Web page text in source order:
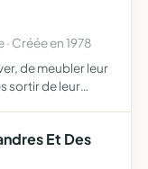
Créée en 1978
de meubler leur
sortir de leur
Et Des